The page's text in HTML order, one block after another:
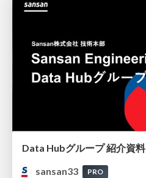
Data Hubグループ 紹介資料
sansan33
PRO